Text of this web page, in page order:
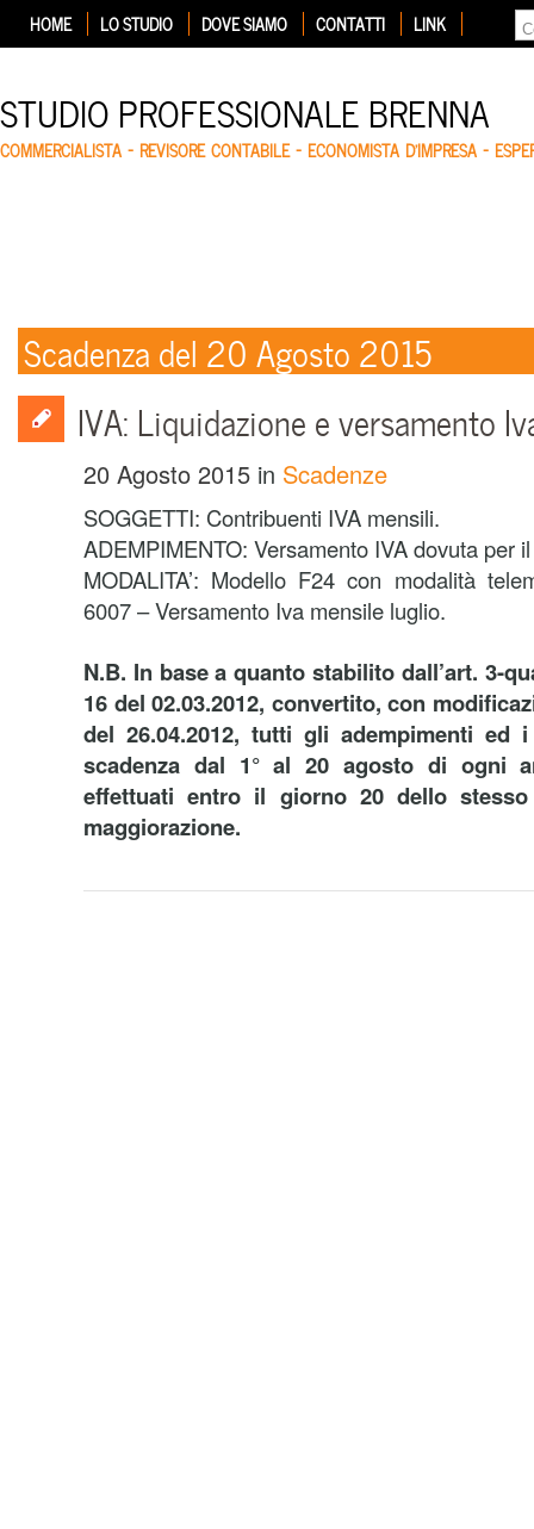
HOME LO STUDIO DOVE SIAMO CONTATTI LINK
STUDIO PROFESSIONALE BRENNA
COMMERCIALISTA – REVISORE CONTABILE – ECONOMISTA D'IMPRESA –
Scadenza del 20 Agosto 2015
IVA: Liquidazione e versamento
20 Agosto 2015 in Scadenze
SOGGETTI: Contribuenti IVA mensili.
ADEMPIMENTO: Versamento IVA dovuta per
MODALITA’: Modello F24 con modalità
6007 – Versamento Iva mensile luglio.
N.B. In base a quanto stabilito dall’art. 3-
16 del 02.03.2012, convertito, con
del 26.04.2012, tutti gli adempimenti ed
scadenza dal 1° al 20 agosto di ogni
effettuati entro il giorno 20 dello stesso
maggiorazione.